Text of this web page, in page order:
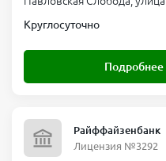
Круглосуточно
Подробнее
Райффайзенбанк
Лицензия №3292